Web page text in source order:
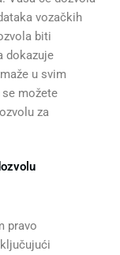
vozačkih
biti
dokazuje
u svim
možete
za
pravo